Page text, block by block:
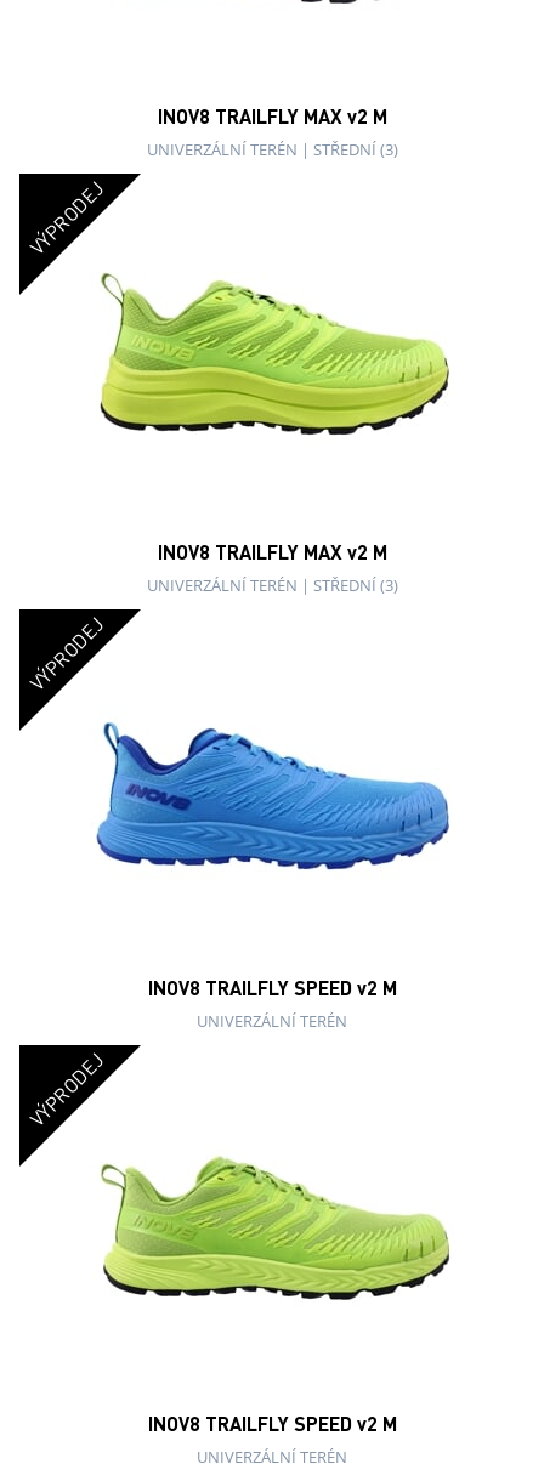
INOV8 TRAILFLY MAX v2 M
UNIVERZÁLNÍ TERÉN | STŘEDNÍ (3)
VÝPRODEJ
INOV8 TRAILFLY MAX v2 M
UNIVERZÁLNÍ TERÉN | STŘEDNÍ (3)
VÝPRODEJ
INOV8 TRAILFLY SPEED v2 M
UNIVERZÁLNÍ TERÉN
VÝPRODEJ
INOV8 TRAILFLY SPEED v2 M
UNIVERZÁLNÍ TERÉN